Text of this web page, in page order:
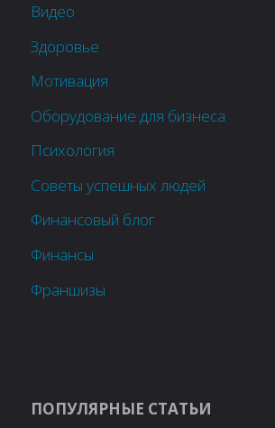
Видео
Здоровье
Мотивация
Оборудование для бизнеса
Психология
Советы успешных людей
Финансовый блог
Финансы
Франшизы
ПОПУЛЯРНЫЕ СТАТЬИ